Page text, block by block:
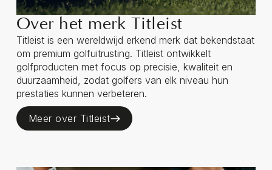
Over het merk Titleist
Titleist is een wereldwijd erkend merk dat bekendstaat
om premium golfuitrusting. Titleist ontwikkelt
golfproducten met focus op precisie, kwaliteit en
duurzaamheid, zodat golfers van elk niveau hun
prestaties kunnen verbeteren.
Meer over Titleist